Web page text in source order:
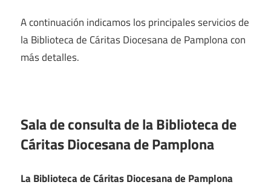
A continuación indicamos los principales servicios de
la Biblioteca de Cáritas Diocesana de Pamplona con
más detalles.
Sala de consulta de la Biblioteca de
Cáritas Diocesana de Pamplona
La Biblioteca de Cáritas Diocesana de Pamplona